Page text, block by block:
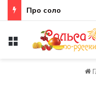
Про соло
Меню